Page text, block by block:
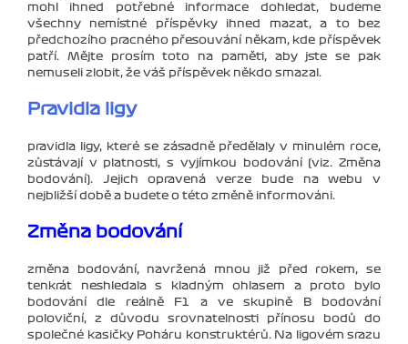
mohl ihned potřebné informace dohledat, budeme
všechny nemístné příspěvky ihned mazat, a to bez
předchozího pracného přesouvání někam, kde příspěvek
patří. Mějte prosím toto na paměti, aby jste se pak
nemuseli zlobit, že váš příspěvek někdo smazal.
Pravidla ligy
pravidla ligy, které se zásadně předělaly v minulém roce,
zůstávají v platnosti, s vyjímkou bodování (viz. Změna
bodování). Jejich opravená verze bude na webu v
nejbližší době a budete o této změně informováni.
Změna bodování
změna bodování, navržená mnou již před rokem, se
tenkrát neshledala s kladným ohlasem a proto bylo
bodování dle reálně F1 a ve skupině B bodování
poloviční, z důvodu srovnatelnosti přínosu bodů do
společné kasičky Poháru konstruktérů. Na ligovém srazu